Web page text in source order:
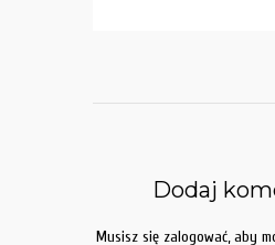
Dodaj
Musisz się zalogować, aby